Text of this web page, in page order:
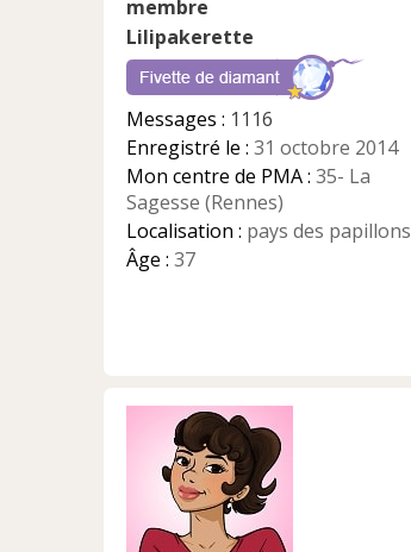
Lilipakerette
Messages : 1116
Enregistré le : 31 octobre 2014
Mon centre de PMA : 35- La
Sagesse (Rennes)
Localisation : pays des papillons
Âge : 37